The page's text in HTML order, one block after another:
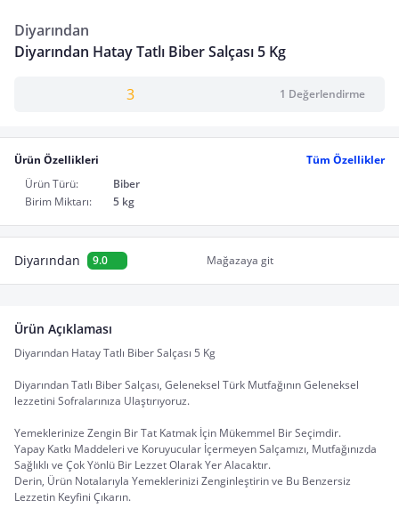
Diyarından
Diyarından Hatay Tatlı Biber Salçası 5 Kg
3 1 Değerlendirme
Ürün Özellikleri
Tüm Özellikler
Ürün Türü:
Biber
Birim Miktarı:
5 kg
Diyarından 9.0 Mağazaya git
Ürün Açıklaması
Diyarından Hatay Tatlı Biber Salçası 5 Kg
Diyarından Tatlı Biber Salçası, Geleneksel Türk Mutfağının Geleneksel
lezzetini Sofralarınıza Ulaştırıyoruz.
Yemeklerinize Zengin Bir Tat Katmak İçin Mükemmel Bir Seçimdir.
Yapay Katkı Maddeleri ve Koruyucular İçermeyen Salçamızı, Mutfağınızda
Sağlıklı ve Çok Yönlü Bir Lezzet Olarak Yer Alacaktır.
Derin, Ürün Notalarıyla Yemeklerinizi Zenginleştirin ve Bu Benzersiz
Lezzetin Keyfini Çıkarın.